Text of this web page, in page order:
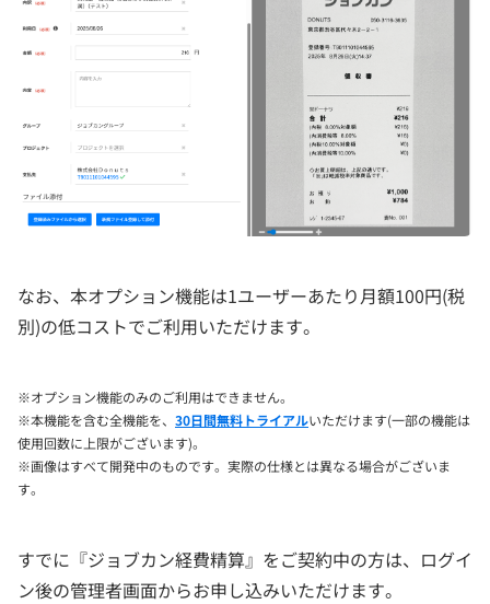
なお、本オプション機能は1ユーザーあたり月額100円(税
別)の低コストでご利用いただけます。
※オプション機能のみのご利用はできません。
※本機能を含む全機能を、 30日間無料トライアルいただけます(一部の機能は
使用回数に上限がございます)。
※画像はすべて開発中のものです。実際の仕様とは異なる場合がございま
す。
すでに『ジョブカン経費精算』をご契約中の方は、ログイ
ン後の管理者画面からお申し込みいただけます。